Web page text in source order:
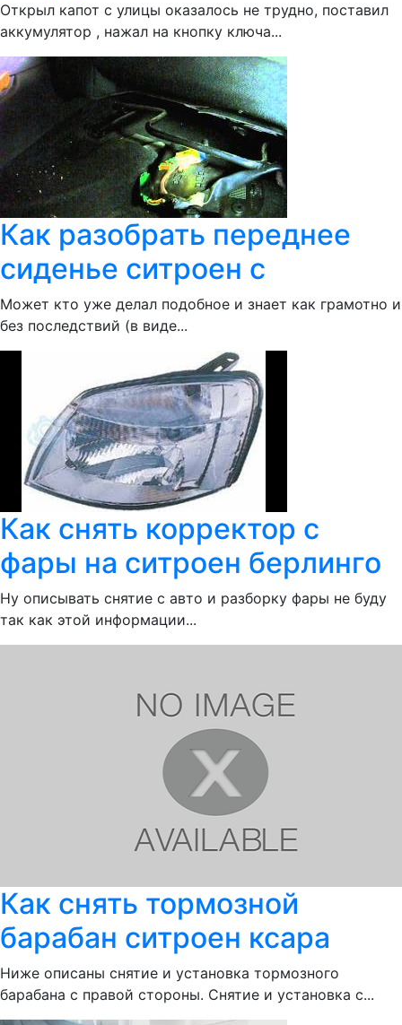
Открыл капот с улицы оказалось не трудно, поставил
аккумулятор , нажал на кнопку ключа...
Как разобрать переднее
сиденье ситроен с
Может кто уже делал подобное и знает как грамотно и
без последствий (в виде...
Как снять корректор с
фары на ситроен берлинго
Ну описывать снятие с авто и разборку фары не буду
так как этой информации...
Как снять тормозной
барабан ситроен ксара
Ниже описаны снятие и установка тормозного
барабана с правой стороны. Снятие и установка с...